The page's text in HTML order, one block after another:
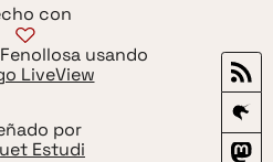
con
usando
LiveView
por
Estudi